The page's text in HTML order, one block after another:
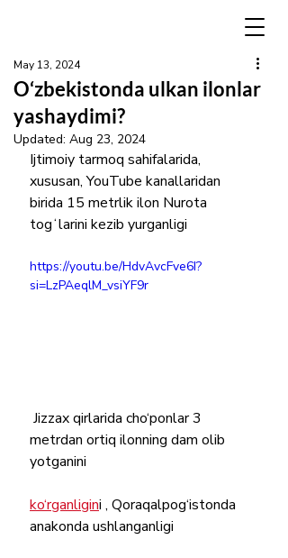
O‘zbekistonda ulkan ilonlar
yashaydimi?
May 13, 2024
Updated: Aug 23, 2024
Ijtimoiy tarmoq sahifalarida,
xususan, YouTube kanallaridan
birida 15 metrlik ilon Nurota
togʻlarini kezib yurganligi
https://youtu.be/HdvAvcFve6I?
si=LzPAeqlM_vsiYF9r
metrdan ortiq ilonning dam olib
yotganini
ko‘rganligini , Qoraqalpog‘istonda
anakonda ushlanganligi